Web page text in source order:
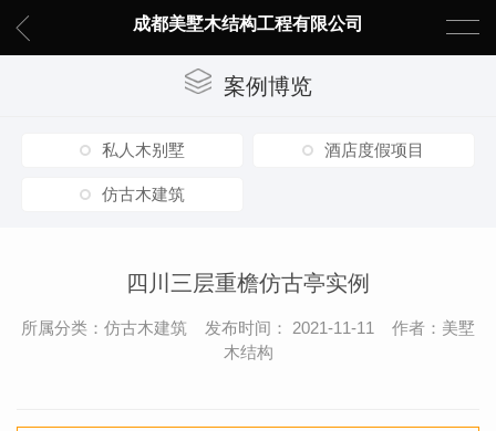
成都美墅木结构工程有限公司
案例博览
私人木别墅 酒店度假项目
仿古木建筑
四川三层重檐仿古亭实例
所属分类：仿古木建筑 发布时间： 2021-11-11 作者：美墅
木结构